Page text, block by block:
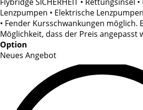
Lenzpumpen • Elektrische
• Fender Kursschwankungen möglich.
Möglichkeit, dass der Preis angepasst
Option
Neues Angebot